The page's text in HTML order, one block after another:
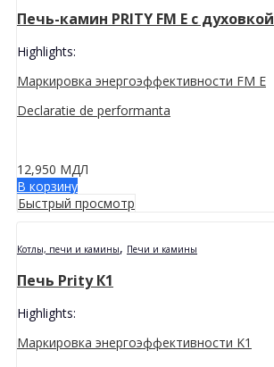
Печь-камин PRITY FM E с духовкой
Highlights:
Маркировка энергоэффективности FM E
Declaratie de performanta
12,950 МДЛ
В корзину
Быстрый просмотр
Котлы, печи и камины, Печи и камины
Печь Prity К1
Highlights:
Маркировка энергоэффективности K1